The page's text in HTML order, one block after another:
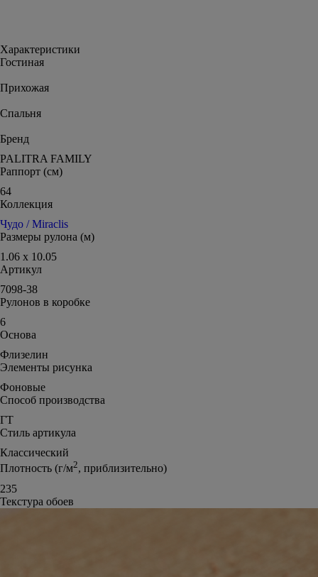
Характеристики
Гостиная
Прихожая
Спальня
Бренд
PALITRA FAMILY
Раппорт (см)
64
Коллекция
Чудо / Miraclis
Размеры рулона (м)
1.06 x 10.05
Артикул
7098-38
Рулонов в коробке
6
Основа
Флизелин
Элементы рисунка
Фоновые
Способ производства
ГТ
Стиль артикула
Классический
Плотность (г/м2, приблизительно)
235
Текстура обоев